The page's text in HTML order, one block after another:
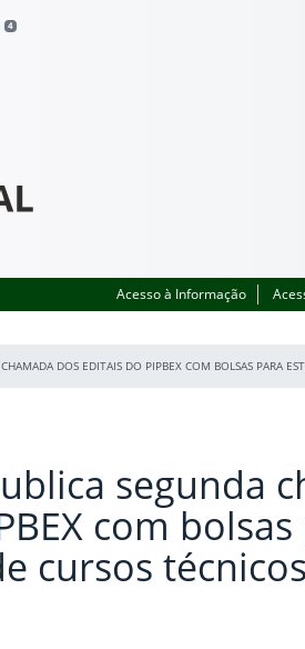
4
Acesso à Informação
DOS EDITAIS DO PIPBEX COM BOLSAS PARA
segunda
com
cursos